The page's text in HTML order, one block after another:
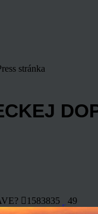
stránka
1583835 49